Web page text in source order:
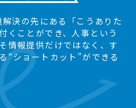
決の先にある
「こうありた
くことができ、人事という
情報提供だけではなく、 す
“ショートカット”ができる